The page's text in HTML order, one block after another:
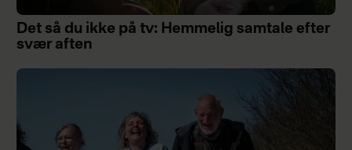
Det så du ikke på tv: Hemmelig samtale efter
svær aften